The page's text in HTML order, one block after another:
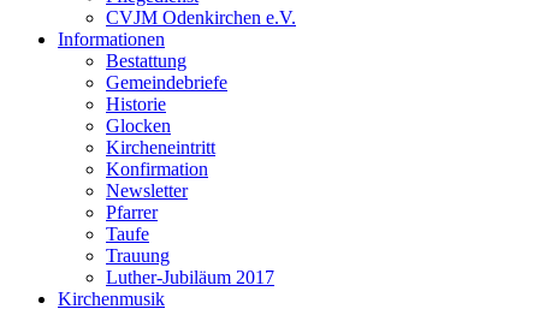
CVJM Odenkirchen e.V.
Informationen
Bestattung
Gemeindebriefe
Historie
Glocken
Kircheneintritt
Konfirmation
Newsletter
Pfarrer
Taufe
Trauung
Luther-Jubiläum 2017
Kirchenmusik